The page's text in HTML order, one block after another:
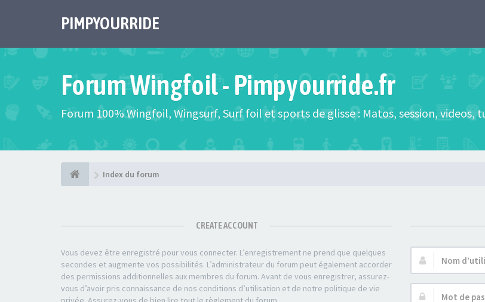
PIMPYOURRIDE
Forum Wingfoil - Pimpyourride.fr
Forum 100% Wingfoil, Wingsurf, Surf foil et sports de glisse : Matos, session, videos,
Index du forum
CREATE ACCOUNT
Vous devez être enregistré pour vous connecter. L’enregistrement ne prend que quelques
secondes et augmente vos possibilités. L’administrateur du forum peut également accorder
des permissions additionnelles aux membres du forum. Avant de vous enregistrer, assurez-
vous d’avoir pris connaissance de nos conditions d’utilisation et de notre politique de vie
Nom
d’utilisateur :
Mot